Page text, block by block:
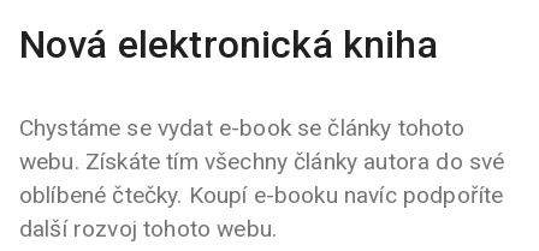
Nová elektronická kniha
Chystáme se vydat e-book se články tohoto
webu. Získáte tím všechny články autora do své
oblíbené čtečky. Koupí e-booku navíc podpoříte
další rozvoj tohoto webu.